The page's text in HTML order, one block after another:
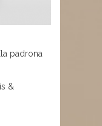
padrona
&